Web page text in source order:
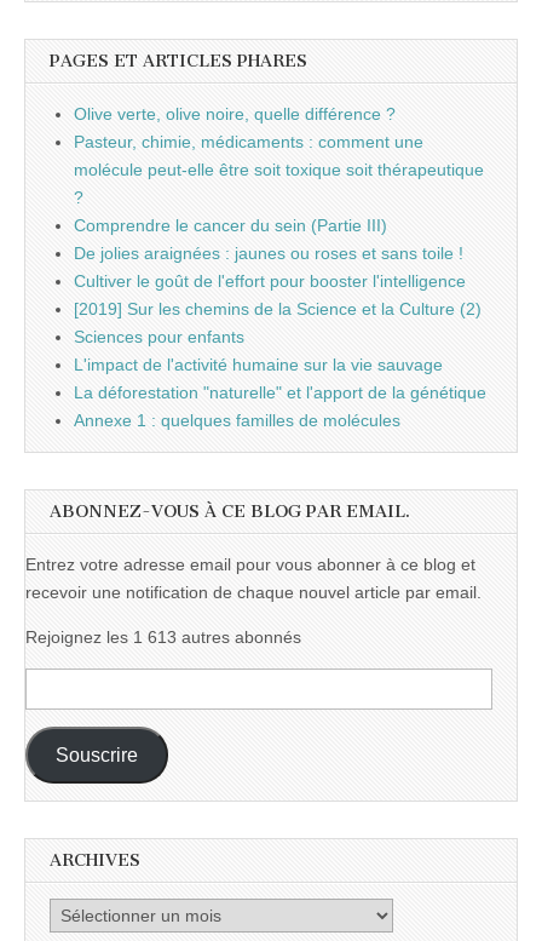
PAGES ET ARTICLES PHARES
Olive verte, olive noire, quelle différence ?
Pasteur, chimie, médicaments : comment une
molécule peut-elle être soit toxique soit thérapeutique
?
Comprendre le cancer du sein (Partie III)
De jolies araignées : jaunes ou roses et sans toile !
Cultiver le goût de l'effort pour booster l'intelligence
[2019] Sur les chemins de la Science et la Culture (2)
Sciences pour enfants
L'impact de l'activité humaine sur la vie sauvage
La déforestation "naturelle" et l'apport de la génétique
Annexe 1 : quelques familles de molécules
ABONNEZ-VOUS À CE BLOG PAR EMAIL.
Entrez votre adresse email pour vous abonner à ce blog et
recevoir une notification de chaque nouvel article par email.
Rejoignez les 1 613 autres abonnés
e-
mail :
Souscrire
ARCHIVES
Archives